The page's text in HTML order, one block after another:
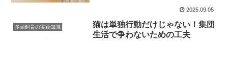
2025.09.05
多頭飼育の実践知識
猫は単独行動だけじゃない！集団
生活で争わないための工夫